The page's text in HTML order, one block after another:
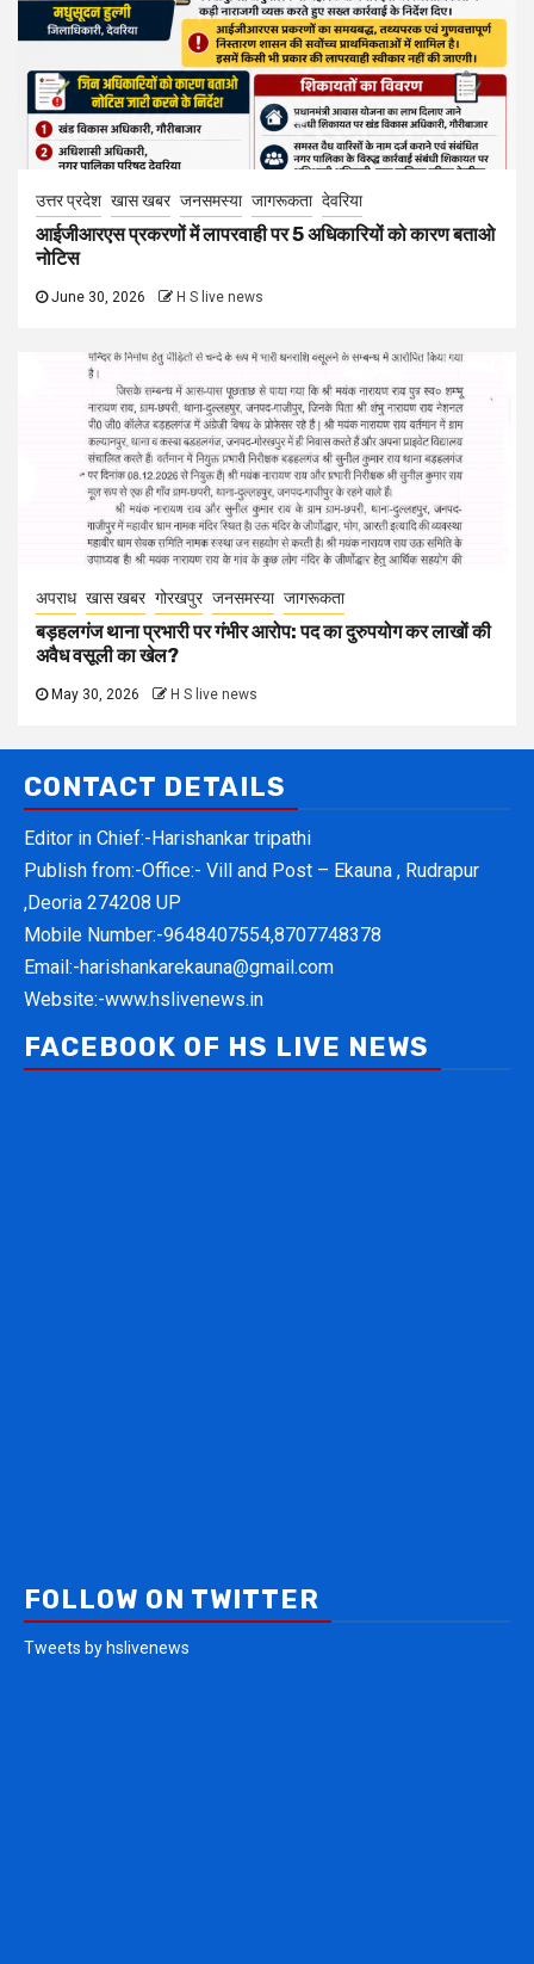
उत्तर प्रदेश खास खबर जनसमस्या जागरूकता देवरिया
आईजीआरएस प्रकरणों में लापरवाही पर 5 अधिकारियों को कारण बताओ
नोटिस
June 30, 2026 H S live news
अपराध खास खबर गोरखपुर जनसमस्या जागरूकता
बड़हलगंज थाना प्रभारी पर गंभीर आरोप: पद का दुरुपयोग कर लाखों की
अवैध वसूली का खेल?
May 30, 2026 H S live news
CONTACT DETAILS
Editor in Chief:-Harishankar tripathi
Publish from:-Office:- Vill and Post – Ekauna , Rudrapur
,Deoria 274208 UP
Mobile Number:-9648407554,8707748378
Email:-harishankarekauna@gmail.com
Website:-www.hslivenews.in
FACEBOOK OF HS LIVE NEWS
FOLLOW ON TWITTER
Tweets by hslivenews